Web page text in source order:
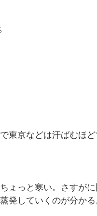
東京などは汗ばむほ
ょっと寒い。さすが
発していくのが分かる